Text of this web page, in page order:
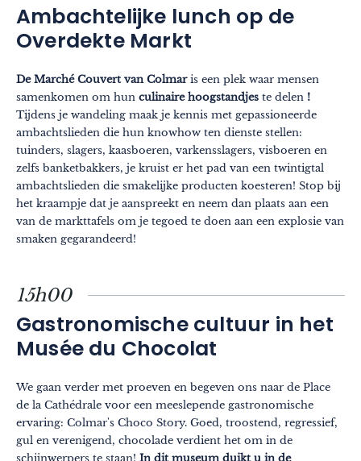
Ambachtelijke lunch op de
Overdekte Markt
De Marché Couvert van Colmaris een plek waar mensen
samenkomen om hun culinaire hoogstandjes te delen !
Tijdens je wandeling maak je kennis met gepassioneerde
ambachtslieden die hun knowhow ten dienste stellen:
tuinders, slagers, kaasboeren, varkensslagers, visboeren en
zelfs banketbakkers, je kruist er het pad van een twintigtal
ambachtslieden die smakelijke producten koesteren! Stop bij
het kraampje dat je aanspreekt en neem dan plaats aan een
van de markttafels om je tegoed te doen aan een explosie van
smaken gegarandeerd!
15h00
Gastronomische cultuur in het
Musée du Chocolat
We gaan verder met proeven en begeven ons naar de Place
de la Cathédrale voor een meeslepende gastronomische
ervaring: Colmar's Choco Story. Goed, troostend, regressief,
gul en verenigend, chocolade verdient het om in de
schijnwerpers te staan! In dit museum duikt u in de